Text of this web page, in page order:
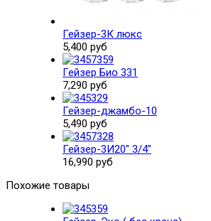
Гейзер-3К люкс
5,400 руб
Гейзер Био 331
7,290 руб
Гейзер-джамбо-10
5,490 руб
Гейзер-3И20" 3/4"
16,990 руб
Похожие товары